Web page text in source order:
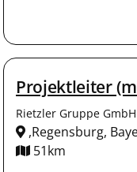
Projektleiter
Rietzler Gruppe GmbH
,Regensburg,
51km